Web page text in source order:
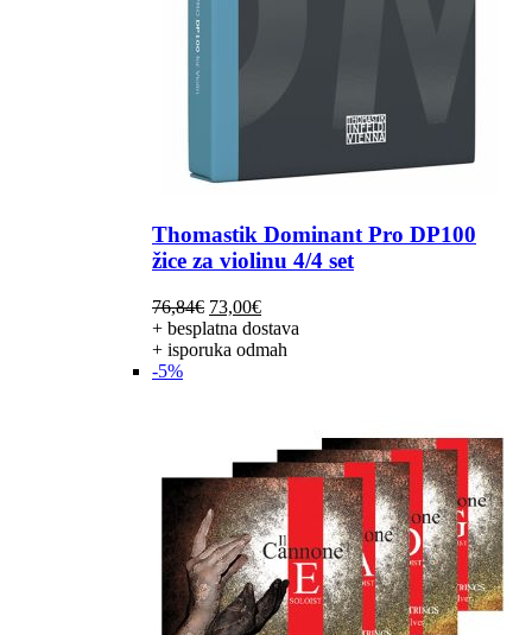
Thomastik Dominant Pro DP100
žice za violinu 4/4 set
76,84€ Izvorna
cijena
bila
73,00€Trenutna
cijena
je:
+ besplatna dostava
+ isporuka odmah
-5%